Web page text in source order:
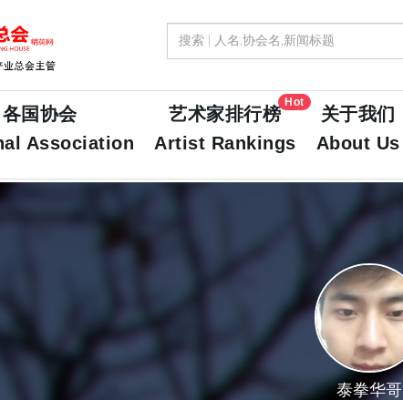
各国协会
Association
艺术家排行榜
Artist Rankings
Hot
关于我们
About Us
泰拳华哥